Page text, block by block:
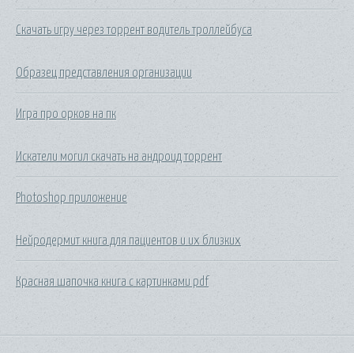
Скачать игру через торрент водитель троллейбуса
Образец представления организации
Игра про орков на пк
Искатели могил скачать на андроид торрент
Photoshop приложение
Нейродермит книга для пациентов и их близких
Красная шапочка книга с картинками pdf